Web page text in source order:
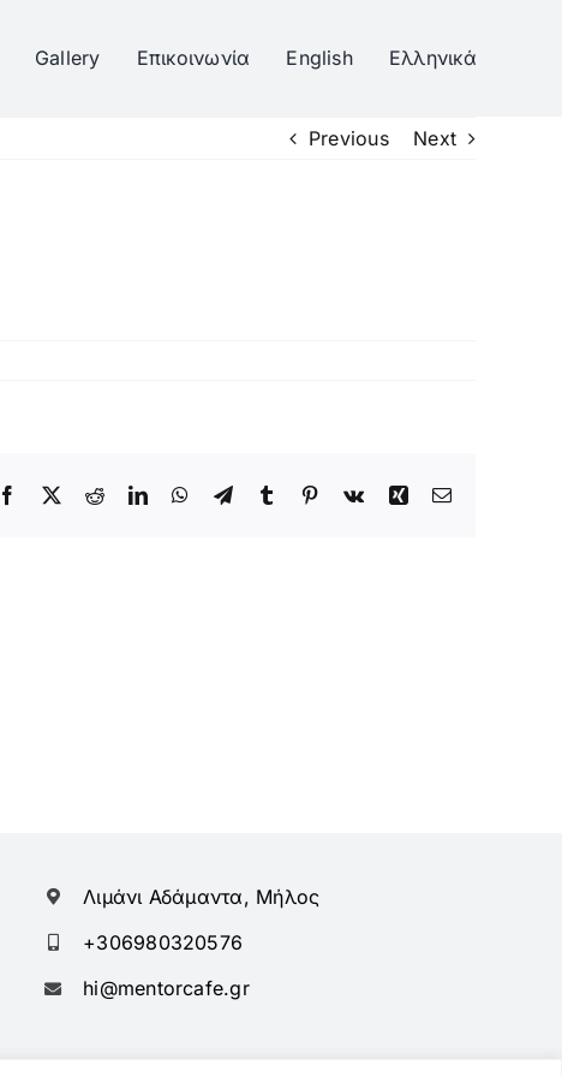
Gallery Επικοινωνία English Ελληνικά
Previous Next
Facebook
TwitterRedditLinkedInWhatsApp
TelegramTumblr Pinterest
Vk Xing Email
Λιμάνι Αδάμαντα, Μήλος
+306980320576
hi@mentorcafe.gr